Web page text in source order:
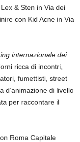
& Sten in Via dei
con Kid Acne in Via
internazionale dei
ricca di incontri,
fumettisti, street
d’animazione di livello
per raccontare il
Roma Capitale